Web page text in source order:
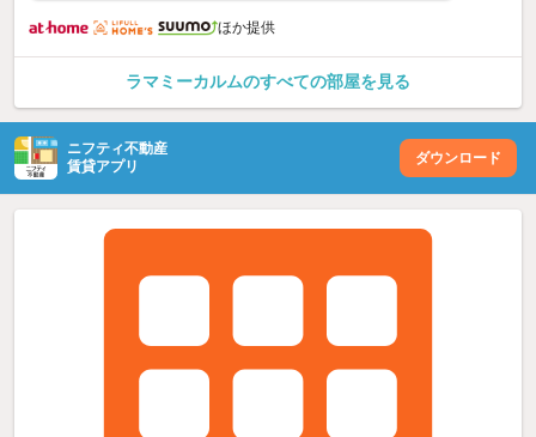
ほか提供
ラマミーカルムのすべての部屋を見る
ニフティ不動産
賃貸アプリ
ダウンロード